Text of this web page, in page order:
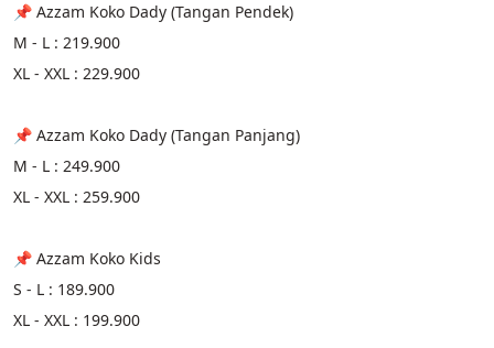
📌 Azzam Koko Dady (Tangan Pendek)
M - L : 219.900
XL - XXL : 229.900
📌 Azzam Koko Dady (Tangan Panjang)
M - L : 249.900
XL - XXL : 259.900
📌 Azzam Koko Kids
S - L : 189.900
XL - XXL : 199.900